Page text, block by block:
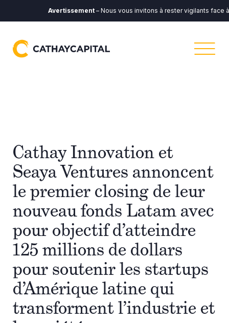
Avertissement– Nous vous invitons à rester vigilants face à
Cathay Innovation et
Seaya Ventures annoncent
le premier closing de leur
nouveau fonds Latam avec
pour objectif d’atteindre
125 millions de dollars
pour soutenir les startups
d’Amérique latine qui
transforment l’industrie et